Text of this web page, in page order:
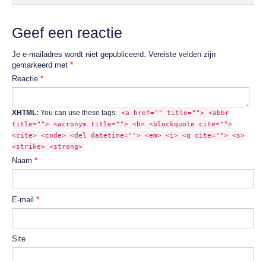
Geef een reactie
Je e-mailadres wordt niet gepubliceerd. Vereiste velden zijn
gemarkeerd met *
Reactie *
XHTML: You can use these tags: <a href="" title=""> <abbr
title=""> <acronym title=""> <b> <blockquote cite="">
<cite> <code> <del datetime=""> <em> <i> <q cite=""> <s>
<strike> <strong>
Naam *
E-mail *
Site